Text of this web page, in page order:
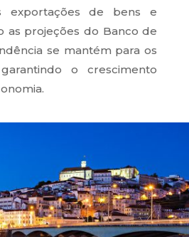
exportações de bens e
as projeções do Banco de
se mantém para os
o crescimento